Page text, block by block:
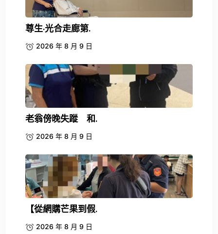
尊生·光合走廊第.
2026 年 8 月 9 日
老翁傍晚失蹤 和.
2026 年 8 月 9 日
【從網購芒果到假.
2026 年 8 月 9 日